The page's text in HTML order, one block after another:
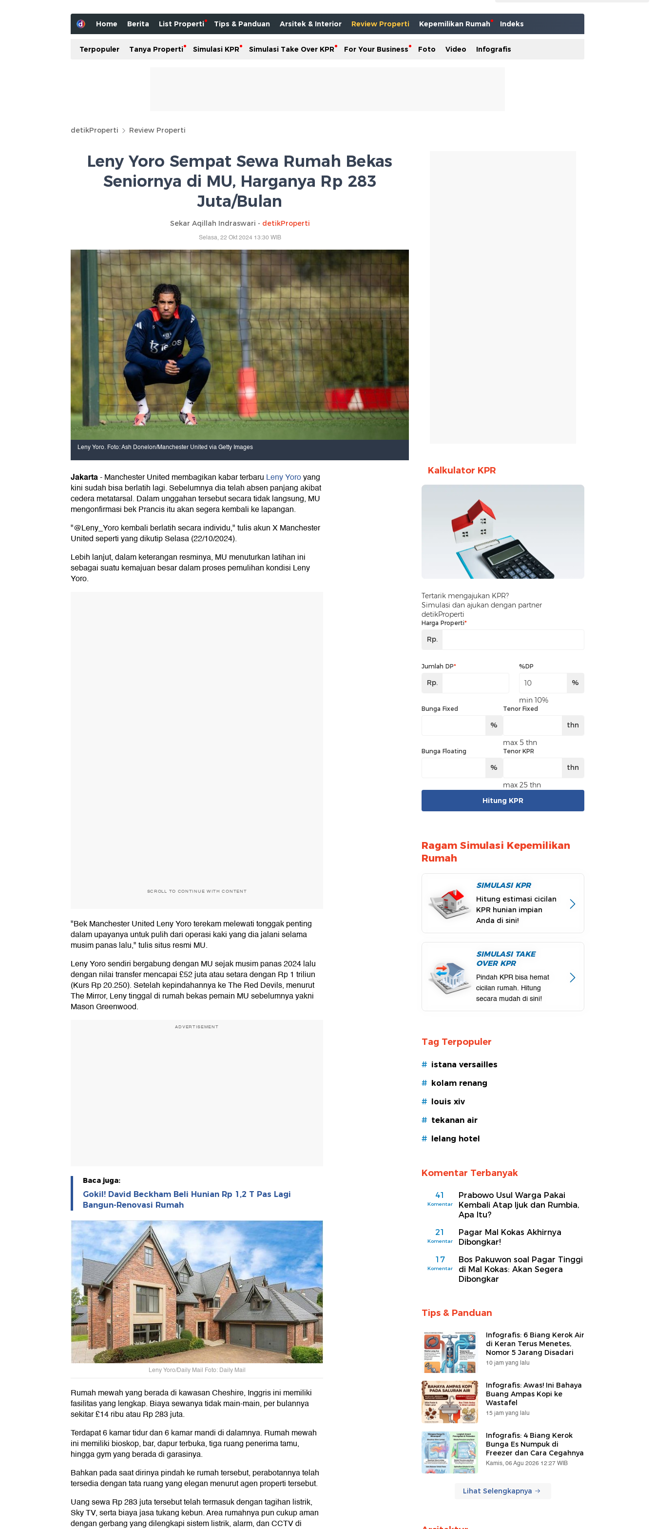
Home Berita List Properti Tips & Panduan Arsitek & Interior Review Properti Kepemilikan Rumah Indeks
Terpopuler Tanya Properti Simulasi KPR Simulasi Take Over KPR For Your Business Foto Video Infografis
detikProperti Review Properti
Leny Yoro Sempat Sewa Rumah Bekas
Seniornya di MU, Harganya Rp 283
Juta/Bulan
Sekar Aqillah Indraswari - detikProperti
Selasa, 22 Okt 2024 13:30 WIB
Leny Yoro. Foto: Ash Donelon/Manchester United via Getty Images
Jakarta-Manchester United membagikan kabar terbaru Leny Yoroyang
kini sudah bisa berlatih lagi. Sebelumnya dia telah absen panjang akibat
cedera metatarsal. Dalam unggahan tersebut secara tidak langsung, MU
mengonfirmasi bek Prancis itu akan segera kembali ke lapangan.
"@Leny_Yoro kembali berlatih secara individu," tulis akun X Manchester
United seperti yang dikutip Selasa (22/10/2024).
Lebih lanjut, dalam keterangan resminya, MU menuturkan latihan ini
sebagai suatu kemajuan besar dalam proses pemulihan kondisi Leny
Yoro.
SCROLL TO CONTINUE WITH CONTENT
"Bek Manchester United Leny Yoro terekam melewati tonggak penting
dalam upayanya untuk pulih dari operasi kaki yang dia jalani selama
musim panas lalu," tulis situs resmi MU.
Leny Yoro sendiri bergabung dengan MU sejak musim panas 2024 lalu
dengan nilai transfer mencapai £52 juta atau setara dengan Rp 1 triliun
(Kurs Rp 20.250). Setelah kepindahannya ke The Red Devils, menurut
The Mirror, Leny tinggal di rumah bekas pemain MU sebelumnya yakni
Mason Greenwood.
ADVERTISEMENT
Baca juga:
Gokil! David Beckham Beli Hunian Rp 1,2 T Pas Lagi
Bangun-Renovasi Rumah
Leny Yoro/Daily Mail Foto: Daily Mail
Rumah mewah yang berada di kawasan Cheshire, Inggris ini memiliki
fasilitas yang lengkap. Biaya sewanya tidak main-main, per bulannya
sekitar £14 ribu atau Rp 283 juta.
Terdapat 6 kamar tidur dan 6 kamar mandi di dalamnya. Rumah mewah
ini memiliki bioskop, bar, dapur terbuka, tiga ruang penerima tamu,
hingga gym yang berada di garasinya.
Bahkan pada saat dirinya pindah ke rumah tersebut, perabotannya telah
tersedia dengan tata ruang yang elegan menurut agen properti tersebut.
Uang sewa Rp 283 juta tersebut telah termasuk dengan tagihan listrik,
Sky TV, serta biaya jasa tukang kebun. Area rumahnya pun cukup aman
dengan gerbang yang dilengkapi sistem listrik, alarm, dan CCTV di
Kalkulator KPR
Tertarik mengajukan KPR?
Simulasi dan ajukan dengan partner
detikProperti
Harga Properti*
Rp.
Jumlah DP*
Rp.
%DP
%
min 10%
Bunga Fixed
%
Tenor Fixed
thn
max 5 thn
Bunga Floating
%
Tenor KPR
thn
max 25 thn
Hitung KPR
Ragam Simulasi Kepemilikan
Rumah
SIMULASI KPR
Hitung estimasi cicilan
KPR hunian impian
Anda di sini!
SIMULASI TAKE
OVER KPR
Pindah KPR bisa hemat
cicilan rumah. Hitung
secara mudah di sini!
Tag Terpopuler
# istana versailles
# kolam renang
# louis xiv
# tekanan air
# lelang hotel
Komentar Terbanyak
41
Komentar
Prabowo Usul Warga Pakai
Kembali Atap Ijuk dan Rumbia,
Apa Itu?
21
Komentar
Pagar Mal Kokas Akhirnya
Dibongkar!
17
Komentar
Bos Pakuwon soal Pagar Tinggi
di Mal Kokas: Akan Segera
Dibongkar
Tips & Panduan
Infografis: 6 Biang Kerok Air
di Keran Terus Menetes,
Nomor 5 Jarang Disadari
10 jam yang lalu
Infografis: Awas! Ini Bahaya
Buang Ampas Kopi ke
Wastafel
15 jam yang lalu
Infografis: 4 Biang Kerok
Bunga Es Numpuk di
Freezer dan Cara Cegahnya
Kamis, 06 Agu 2026 12:27 WIB
Lihat Selengkapnya